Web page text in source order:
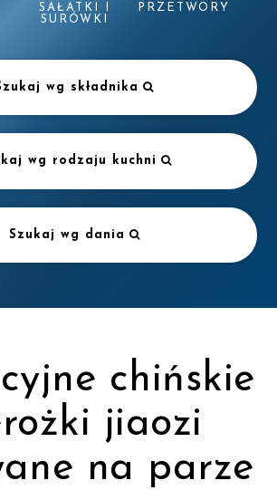
SAŁATKI I
SURÓWKI
PRZETWORY
wg składnika
wg rodzaju kuchni
Szukaj wg dania
chińskie
jiaozi
na parze